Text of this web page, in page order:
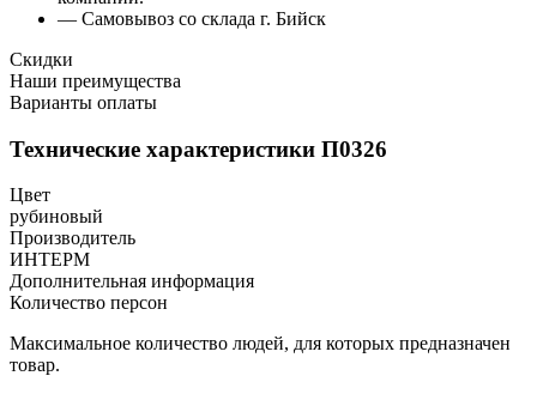
— Самовывоз со склада г. Бийск
Скидки
Наши преимущества
Варианты оплаты
Технические характеристики П0326
Цвет
рубиновый
Производитель
ИНТЕРМ
Дополнительная информация
Количество персон
Максимальное количество людей, для которых предназначен
товар.